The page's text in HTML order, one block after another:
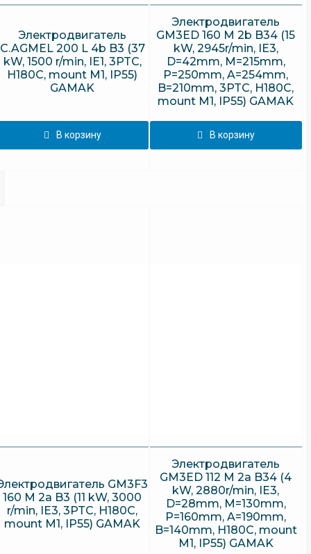
Электродвигатель
C.AGMEL 200 L 4b B3 (37
kW, 1500 r/min, IE1, 3PTC,
H180C, mount M1, IP55)
GAMAK
В корзину
Электродвигатель
GM3ED 160 M 2b B34 (15
kW, 2945r/min, IE3,
D=42mm, M=215mm,
P=250mm, A=254mm,
B=210mm, 3PTC, H180C,
mount M1, IP55) GAMAK
В корзину
GM3F3
160 M 2a B3 (11 kW, 3000
r/min, IE3, 3PTC, H180C,
mount M1, IP55) GAMAK
Электродвигатель
GM3ED 112 M 2a B34 (4
kW, 2880r/min, IE3,
D=28mm, M=130mm,
P=160mm, A=190mm,
B=140mm, H180C, mount
M1, IP55) GAMAK